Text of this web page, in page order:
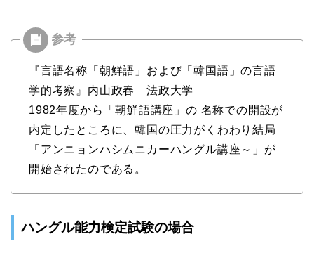
『言語名称「朝鮮語」および「韓国語」の言語
学的考察』内山政春 法政大学
1982年度から「朝鮮語講座」の 名称での開設が
内定したところに、韓国の圧力がくわわり結局
「アンニョンハシムニカーハングル講座～」が
開始されたのである。
ハングル能力検定試験の場合